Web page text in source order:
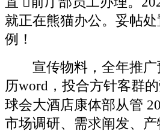
就正在熊猫办公。妥帖
例！
宣传物料，全年推广
历word，投合方针客群
球会大酒店康体部从管
市场调研、需求阐发、